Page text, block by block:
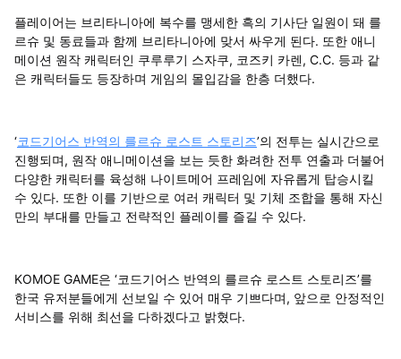
플레이어는 브리타니아에 복수를 맹세한 흑의 기사단 일원이 돼 를
르슈 및 동료들과 함께 브리타니아에 맞서 싸우게 된다. 또한 애니
메이션 원작 캐릭터인 쿠루루기 스자쿠, 코즈키 카렌, C.C. 등과 같
은 캐릭터들도 등장하며 게임의 몰입감을 한층 더했다.
‘코드기어스 반역의 를르슈 로스트 스토리즈’의 전투는 실시간으로
진행되며, 원작 애니메이션을 보는 듯한 화려한 전투 연출과 더불어
다양한 캐릭터를 육성해 나이트메어 프레임에 자유롭게 탑승시킬
수 있다. 또한 이를 기반으로 여러 캐릭터 및 기체 조합을 통해 자신
만의 부대를 만들고 전략적인 플레이를 즐길 수 있다.
KOMOE GAME은 ‘코드기어스 반역의 를르슈 로스트 스토리즈’를
한국 유저분들에게 선보일 수 있어 매우 기쁘다며, 앞으로 안정적인
서비스를 위해 최선을 다하겠다고 밝혔다.